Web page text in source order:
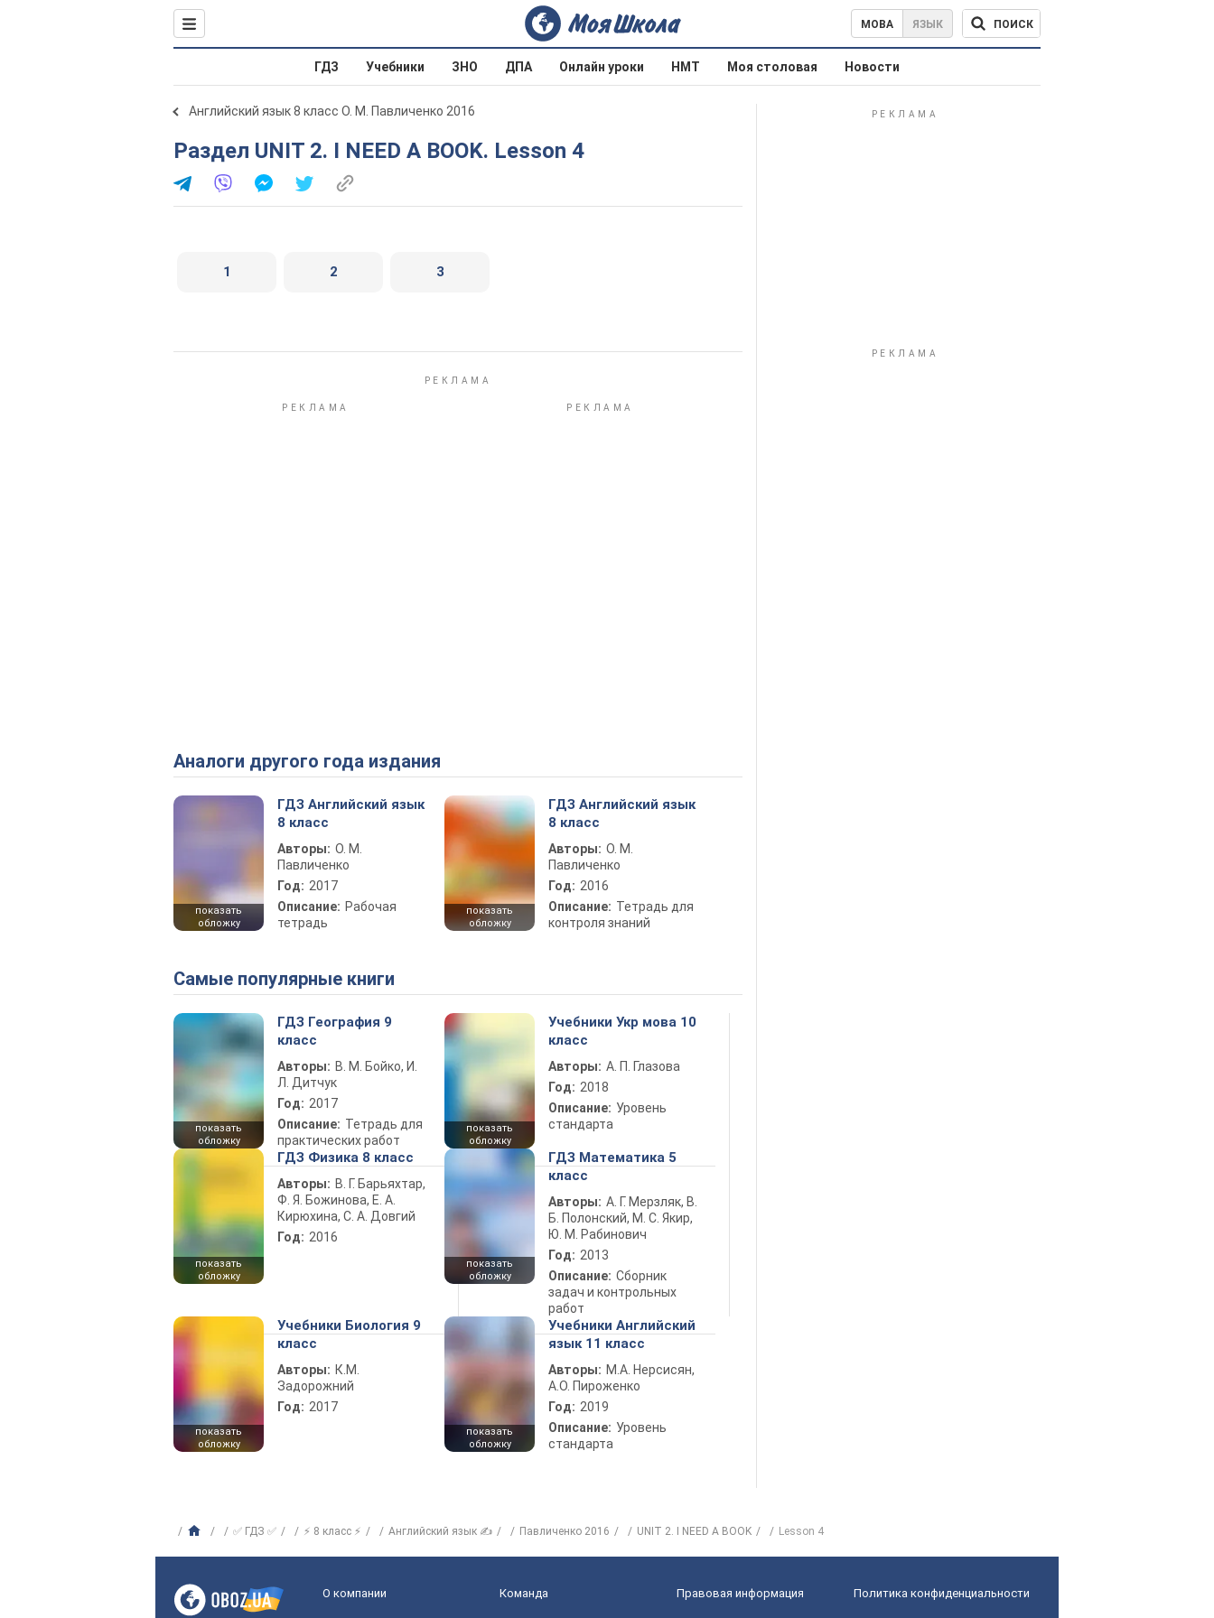
МОВА ЯЗЫК ПОИСК
ГДЗ Учебники ЗНО ДПА Онлайн уроки НМТ Моя столовая Новости
Английский язык 8 класс О. М. Павличенко 2016
Раздел UNIT 2. I NEED A BOOK. Lesson 4
1 2 3
Аналоги другого года издания
показать
обложку
ГДЗ Английский язык
8 класс
Авторы: О. М.
Павличенко
Год: 2017
Описание: Рабочая
тетрадь
показать
обложку
ГДЗ Английский язык
8 класс
Авторы: О. М.
Павличенко
Год: 2016
Описание: Тетрадь для
контроля знаний
Самые популярные книги
показать
обложку
ГДЗ География 9
класс
Авторы: В. М. Бойко, И.
Л. Дитчук
Год: 2017
Описание: Тетрадь для
практических работ
показать
обложку
Учебники Укр мова 10
класс
Авторы: А. П. Глазова
Год: 2018
Описание: Уровень
стандарта
показать
обложку
ГДЗ Физика 8 класс
Авторы: В. Г. Барьяхтар,
Ф. Я. Божинова, Е. А.
Кирюхина, С. А. Довгий
Год: 2016
показать
обложку
ГДЗ Математика 5
класс
Авторы: А. Г. Мерзляк, В.
Б. Полонский, М. С. Якир,
Ю. М. Рабинович
Год: 2013
Описание: Сборник
задач и контрольных
работ
показать
обложку
Учебники Биология 9
класс
Авторы: К.М.
Задорожний
Год: 2017
показать
обложку
Учебники Английский
язык 11 класс
Авторы: М.А. Нерсисян,
А.О. Пироженко
Год: 2019
Описание: Уровень
стандарта
✅ ГДЗ ✅ ⚡ 8 класс ⚡ Английский язык ✍ Павличенко 2016 UNIT 2. I NEED A BOOK Lesson 4
О компании Команда Правовая информация Политика конфиденциальности